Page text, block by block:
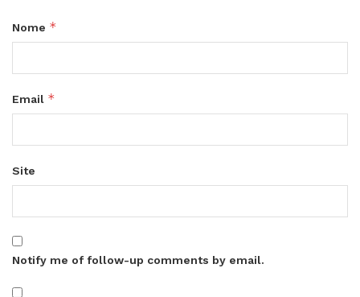
Nome *
Email *
Site
Notify me of follow-up comments by email.